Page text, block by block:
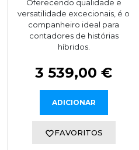
Oferecendo qualidade e
versatilidade excecionais, é o
companheiro ideal para
contadores de histórias
híbridos.
3 539,00 €
ADICIONAR
FAVORITOS